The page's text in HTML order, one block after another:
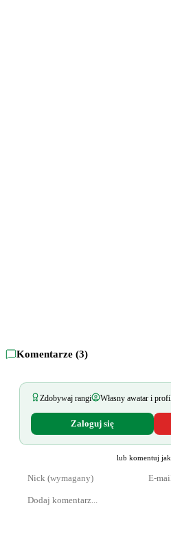
Komentarze (3)
Zdobywaj rangi Własny awatar i
Zaloguj się
lub komentuj